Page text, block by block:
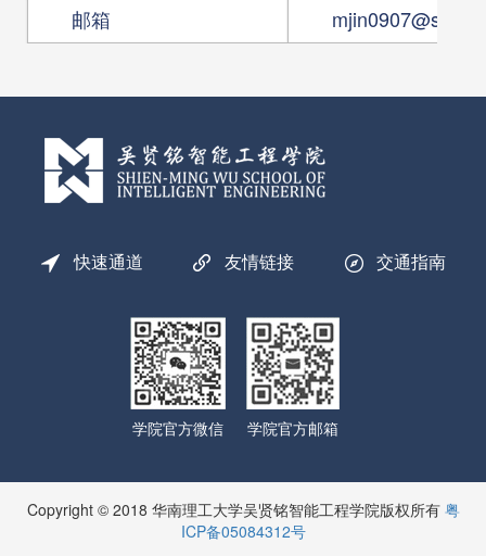
邮箱
快速通道 友情链接 交通指南
学院官方微信 学院官方邮箱
Copyright © 2018 华南理工大学吴贤铭智能工程学院版权所有 粤
ICP备05084312号